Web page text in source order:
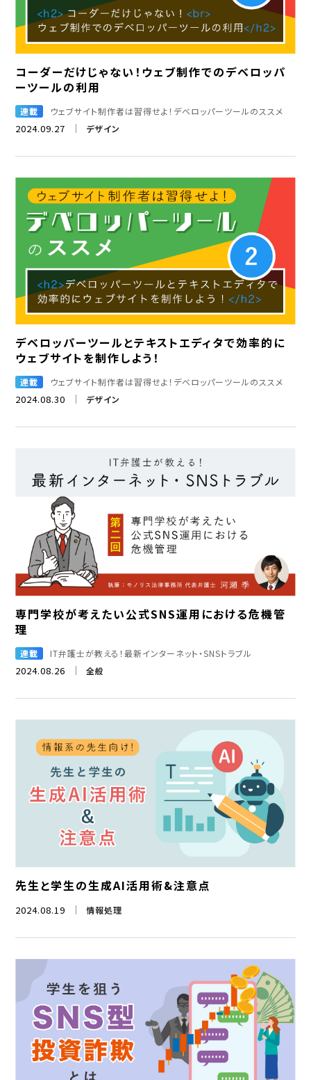
コーダーだけじゃない！ウェブ制作でのデベロッパ
ーツールの利用
2024.09.27 デザイン
連載 ウェブサイト制作者は習得せよ！デベロッパーツールのススメ
デベロッパーツールとテキストエディタで効率的に
ウェブサイトを制作しよう！
2024.08.30 デザイン
連載 ウェブサイト制作者は習得せよ！デベロッパーツールのススメ
専門学校が考えたい公式SNS運用における危機管
理
2024.08.26 全般
連載 IT弁護士が教える！最新インターネット・SNSトラブル
先生と学生の生成AI活用術&注意点
2024.08.19 情報処理